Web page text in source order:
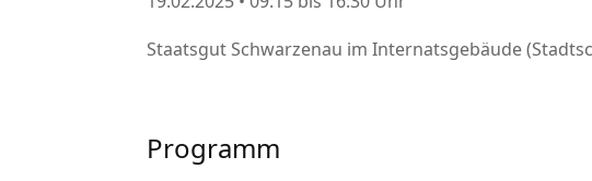
Staatsgut Schwarzenau im Internatsgebäude
Programm